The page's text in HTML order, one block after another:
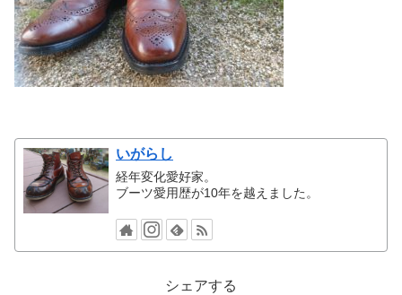
いがらし
経年変化愛好家。
ブーツ愛用歴が10年を越えました。
シェアする